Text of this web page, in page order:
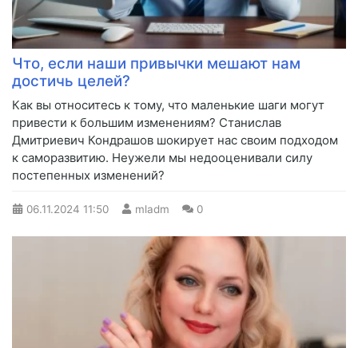
Что, если наши привычки мешают нам
достичь целей?
Как вы относитесь к тому, что маленькие шаги могут
привести к большим изменениям? Станислав
Дмитриевич Кондрашов шокирует нас своим подходом
к саморазвитию. Неужели мы недооценивали силу
постепенных изменений?
06.11.2024 11:50 mladm 0